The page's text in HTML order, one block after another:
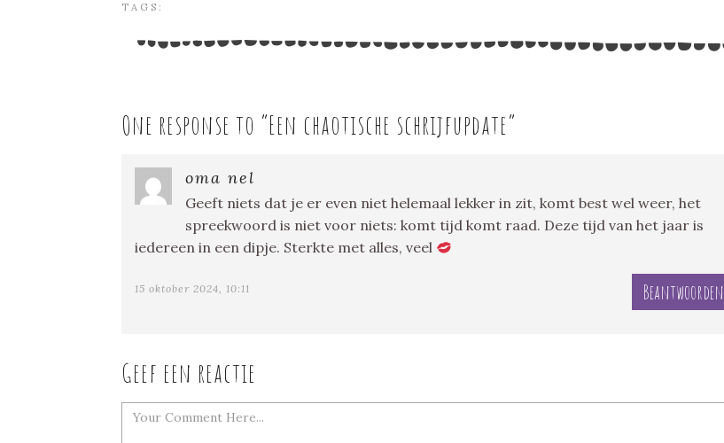
TAGS:
One response to “Een chaotische schrijfupdate”
oma nel
Geeft niets dat je er even niet helemaal lekker in zit, komt best wel weer, het
spreekwoord is niet voor niets: komt tijd komt raad. Deze tijd van het jaar is
iedereen in een dipje. Sterkte met alles, veel
15 oktober 2024, 10:11 Beantwoorden
Geef een reactie